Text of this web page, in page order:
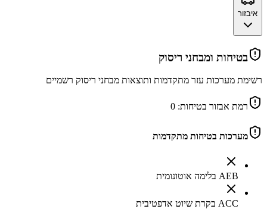
איבזור
בטיחות ומבחני ריסוק
רשימת מערכות עזר מתקדמות ותוצאות מבחני ריסוק רשמיים
רמת אבזור בטיחות: 0
מערכות בטיחות מתקדמות
AEB בלימה אוטונומית
ACC בקרת שיוט אדפטיבית